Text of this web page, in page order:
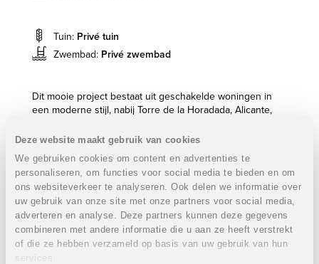
Deze website maakt gebruik van cookies
We gebruiken cookies om content en advertenties te
personaliseren, om functies voor social media te bieden en om
ons websiteverkeer te analyseren. Ook delen we informatie over
uw gebruik van onze site met onze partners voor social media,
adverteren en analyse. Deze partners kunnen deze gegevens
combineren met andere informatie die u aan ze heeft verstrekt
of die ze hebben verzameld op basis van uw gebruik van hun
services.
Tuin: Privé tuin
Zwembad: Privé zwembad
Dit mooie project bestaat uit geschakelde woningen in
een moderne stijl, nabij Torre de la Horadada, Alicante,
Op slechts 150 m van de kust.
In een rustige omgeving, maar toch nabij winkels, cafés,
restaurants,...
15 Minuten rijden van het gloednieuwe openlucht
shoppingcenter 'La Zenia Boulevard'.
Op 50 minuten rijden van de internationale luchthaven
van Alicante en slechts 15 minuten naar die van Murcia.
Alle woningen beschikken over 3 slaapkamers, 3
badkamers, een open keuken en een ruime woonkamer.